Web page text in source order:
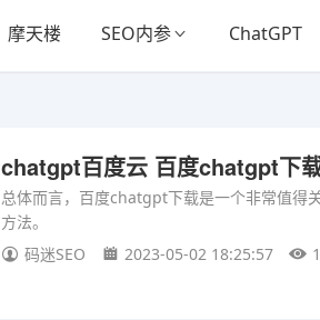
摩天楼 SEO内参 ChatGPT
chatgpt百度云 百度chatgpt下
总体而言，百度chatgpt下载是一个非常值得
方法。
码迷SEO
2023-05-02 18:25:57